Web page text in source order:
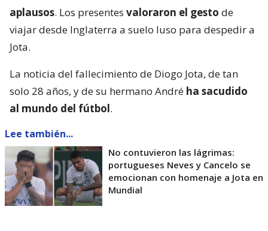
aplausos. Los presentes valoraron el gesto de
viajar desde Inglaterra a suelo luso para despedir a
Jota.
La noticia del fallecimiento de Diogo Jota, de tan
solo 28 años, y de su hermano André ha sacudido
al mundo del fútbol.
Lee también...
No contuvieron las lágrimas:
portugueses Neves y Cancelo se
emocionan con homenaje a Jota en
Mundial